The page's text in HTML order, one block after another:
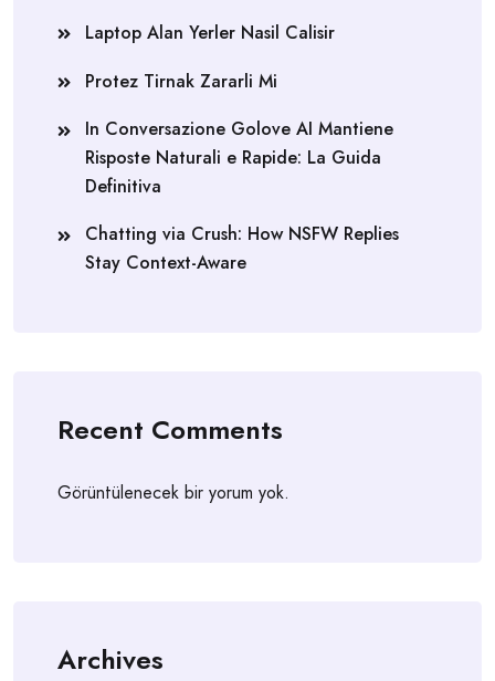
Laptop Alan Yerler Nasil Calisir
Protez Tirnak Zararli Mi
In Conversazione Golove AI Mantiene
Risposte Naturali e Rapide: La Guida
Definitiva
Chatting via Crush: How NSFW Replies
Stay Context-Aware
Recent Comments
Görüntülenecek bir yorum yok.
Archives